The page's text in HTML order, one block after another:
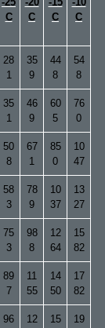
С
C
C
C
28
1
35
9
44
8
54
8
35
1
46
9
60
5
76
0
50
8
67
1
85
0
10
47
58
3
78
9
10
37
13
27
75
3
98
8
12
64
15
82
89
7
11
55
14
50
17
82
96
12
15
19